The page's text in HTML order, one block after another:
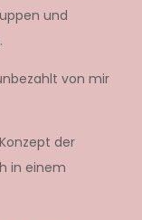
und
von mir
der
in einem